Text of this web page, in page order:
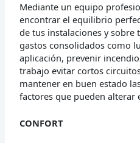
Mediante un equipo
encontrar el equilibrio
de tus instalaciones y sobre
gastos consolidados como
aplicación, prevenir
trabajo evitar cortos
mantener en buen estado
factores que pueden alterar
CONFORT